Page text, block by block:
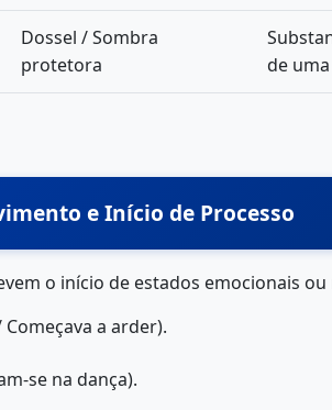
Dossel / Sombra
protetora
de
e Início de Processo
o início de estados emocionais
a arder).
se na dança).